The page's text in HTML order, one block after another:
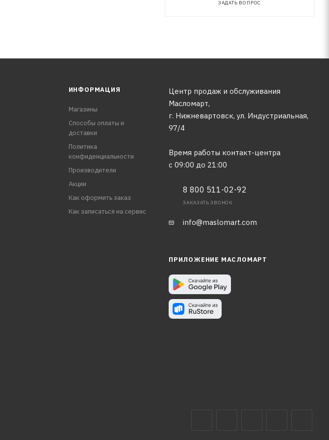
ЗАДАТЬ ВОПРОС
ИНФОРМАЦИЯ
Магазины
Способы оплаты и
доставки
Политика
конфиденциальности
Производители
Акции
Как оформить заказ
Как записаться на сервис
Центр продаж и обслуживания
Масломарт,
г. Нижневартовск, ул. Индустриальная,
97/4
Время работы контакт-центра
с 09:00 до 21:00
8 800 511-02-92
ЗАКАЗАТЬ ЗВОНОК
info@maslomart.com
ПРИЛОЖЕНИЕ МАСЛОМАРТ